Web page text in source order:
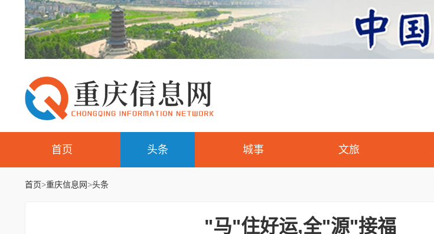
首页 头条 城事 文旅
首页>重庆信息网>头条
​"马"住好运,全"源"接福